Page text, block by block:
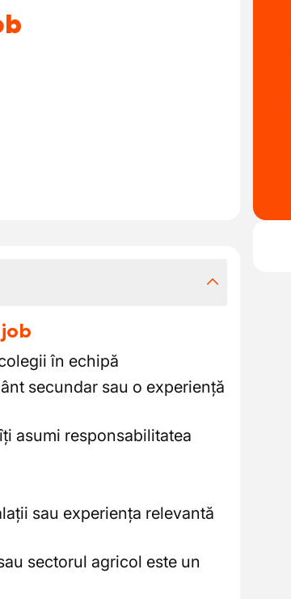
în echipă
secundar sau o experiență
asumi responsabilitatea
sau experiența relevantă
sectorul agricol este un